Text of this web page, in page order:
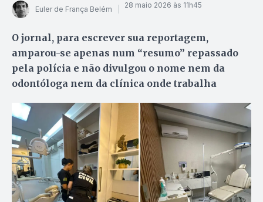
Euler de França Belém 28 maio 2026 às 11h45
O jornal, para escrever sua reportagem,
amparou-se apenas num “resumo” repassado
pela polícia e não divulgou o nome nem da
odontóloga nem da clínica onde trabalha